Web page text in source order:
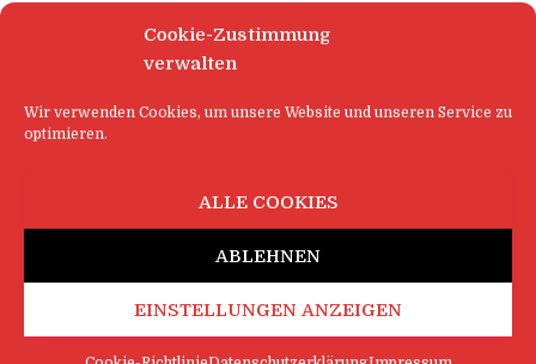
Cookie-Zustimmung
verwalten
Wir verwenden Cookies, um unsere Website und unseren Service zu
optimieren.
ALLE COOKIES
ABLEHNEN
EINSTELLUNGEN ANZEIGEN